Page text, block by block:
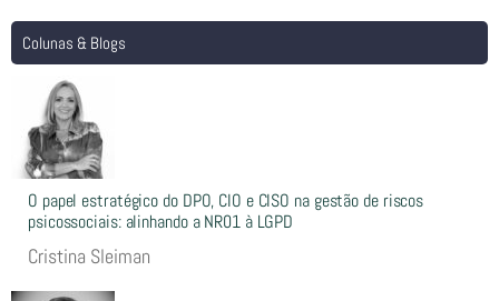
Colunas & Blogs
O papel estratégico do DPO, CIO e CISO na gestão de riscos
psicossociais: alinhando a NR01 à LGPD
Cristina Sleiman